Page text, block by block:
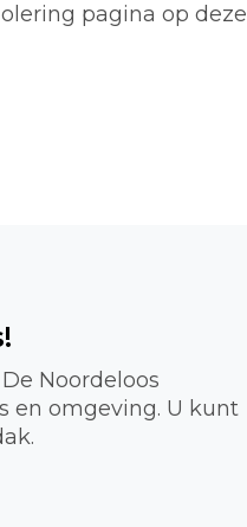
pagina op deze
Noordeloos
en omgeving. U kunt